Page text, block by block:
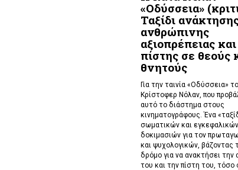
«Οδύσσεια»
Ταξίδι
ανθρώπινης
αξιοπρέπειας
πίστης σε θεούς
θνητούς
Για την ταινία «Οδύσσεια»
Κρίστοφερ Νόλαν,που
αυτό το διάστημα στους
κινηματογράφους. Ένα «
σωματικών και εγκεφαλικών
δοκιμασιών για τον
και ψυχολογικών, βάζοντας
δρόμο για να ανακτήσει την
του και την πίστη του, τόσο